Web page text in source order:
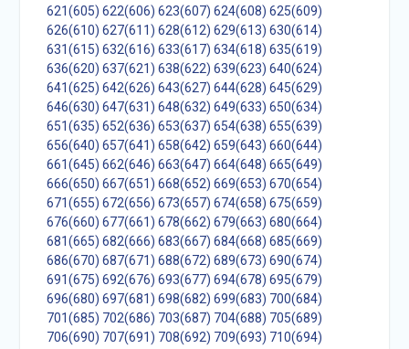
621(605) 622(606) 623(607) 624(608) 625(609)
626(610) 627(611) 628(612) 629(613) 630(614)
631(615) 632(616) 633(617) 634(618) 635(619)
636(620) 637(621) 638(622) 639(623) 640(624)
641(625) 642(626) 643(627) 644(628) 645(629)
646(630) 647(631) 648(632) 649(633) 650(634)
651(635) 652(636) 653(637) 654(638) 655(639)
656(640) 657(641) 658(642) 659(643) 660(644)
661(645) 662(646) 663(647) 664(648) 665(649)
666(650) 667(651) 668(652) 669(653) 670(654)
671(655) 672(656) 673(657) 674(658) 675(659)
676(660) 677(661) 678(662) 679(663) 680(664)
681(665) 682(666) 683(667) 684(668) 685(669)
686(670) 687(671) 688(672) 689(673) 690(674)
691(675) 692(676) 693(677) 694(678) 695(679)
696(680) 697(681) 698(682) 699(683) 700(684)
701(685) 702(686) 703(687) 704(688) 705(689)
706(690) 707(691) 708(692) 709(693) 710(694)